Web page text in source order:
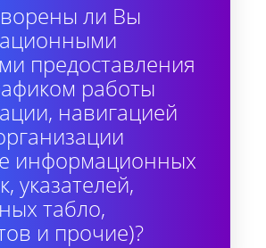
ли Вы
предоставления
работы
навигацией
информационных
указателей,
табло,
и прочие)?